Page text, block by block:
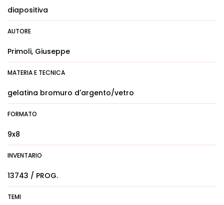
diapositiva
AUTORE
Primoli, Giuseppe
MATERIA E TECNICA
gelatina bromuro d'argento/vetro
FORMATO
9x8
INVENTARIO
13743 / PROG.
TEMI